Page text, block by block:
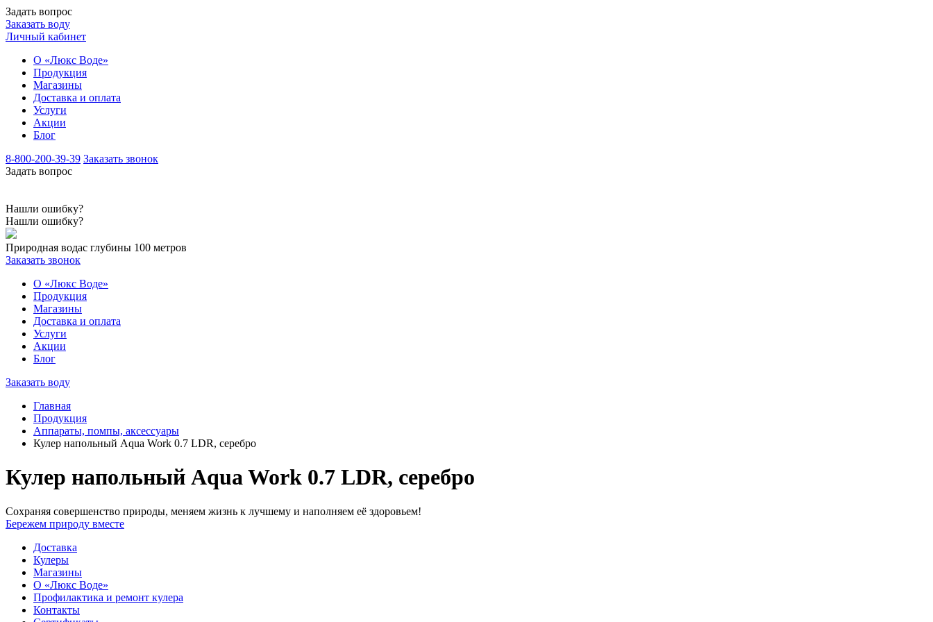
Задать вопрос
Заказать воду
Личный кабинет
О «Люкс Воде»
Продукция
Магазины
Доставка и оплата
Услуги
Акции
Блог
8-800-200-39-39 Заказать звонок
Задать вопрос
Нашли ошибку?
Нашли ошибку?
Природная водас глубины 100 метров
Заказать звонок
О «Люкс Воде»
Продукция
Магазины
Доставка и оплата
Услуги
Акции
Блог
Заказать воду
Главная
Продукция
Аппараты, помпы, аксессуары
Кулер напольный Aqua Work 0.7 LDR, серебро
Кулер напольный Aqua Work 0.7 LDR, серебро
Сохраняя совершенство природы, меняем жизнь к лучшему и наполняем её здоровьем!
Бережем природу вместе
Доставка
Кулеры
Магазины
О «Люкс Воде»
Профилактика и ремонт кулера
Контакты